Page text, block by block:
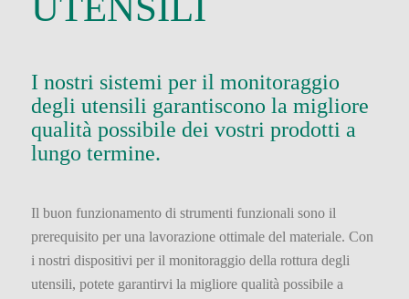
I nostri sistemi per il monitoraggio
degli utensili garantiscono la migliore
qualità possibile dei vostri prodotti a
lungo termine.
Il buon funzionamento di strumenti funzionali sono il
prerequisito per una lavorazione ottimale del materiale. Con
i nostri dispositivi per il monitoraggio della rottura degli
utensili, potete garantirvi la migliore qualità possibile a